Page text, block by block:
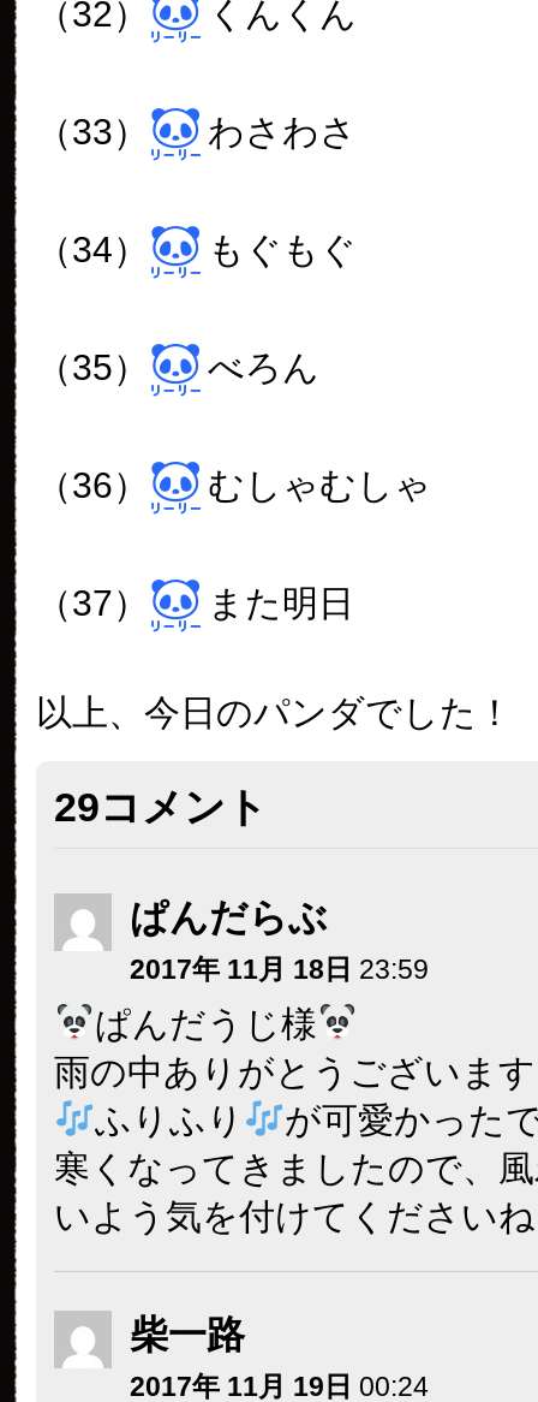
（32） くんくん
（33） わさわさ
（34） もぐもぐ
（35） べろん
（36） むしゃむしゃ
（37） また明日
以上、今日のパンダでした！
29コメント
ぱんだらぶ
2017年 11月 18日 23:59
ぱんだうじ様
雨の中ありがとうございます
ふりふり
が可愛かった
寒くなってきましたので、
いよう気を付けてくださいね
柴一路
2017年 11月 19日 00:24